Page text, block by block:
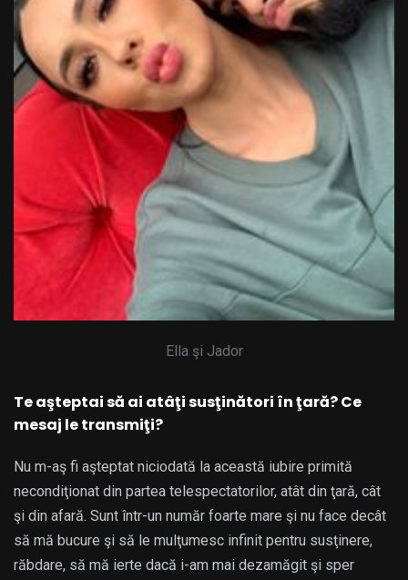
Ella şi Jador
Te aşteptai să ai atâţi susţinători în ţară? Ce
mesaj le transmiţi?
Nu m-aş fi aşteptat niciodată la această iubire primită
necondiţionat din partea telespectatorilor, atât din ţară, cât
şi din afară. Sunt într-un număr foarte mare şi nu face decât
să mă bucure şi să le mulţumesc infinit pentru susţinere,
răbdare, să mă ierte dacă i-am mai dezamăgit şi sper